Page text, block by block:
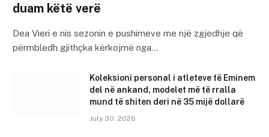
duam këtë verë
Dea Vieri e nis sezonin e pushimeve me një zgjedhje që
përmbledh gjithçka kërkojmë nga…
Koleksioni personal i atleteve të Eminem
del në ankand, modelet më të rralla
mund të shiten deri në 35 mijë dollarë
July 30, 2026